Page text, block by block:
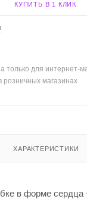
КУПИТЬ В 1 КЛИК
только для интернет-
розничных магазинах
ХАРАКТЕРИСТИКИ
в форме